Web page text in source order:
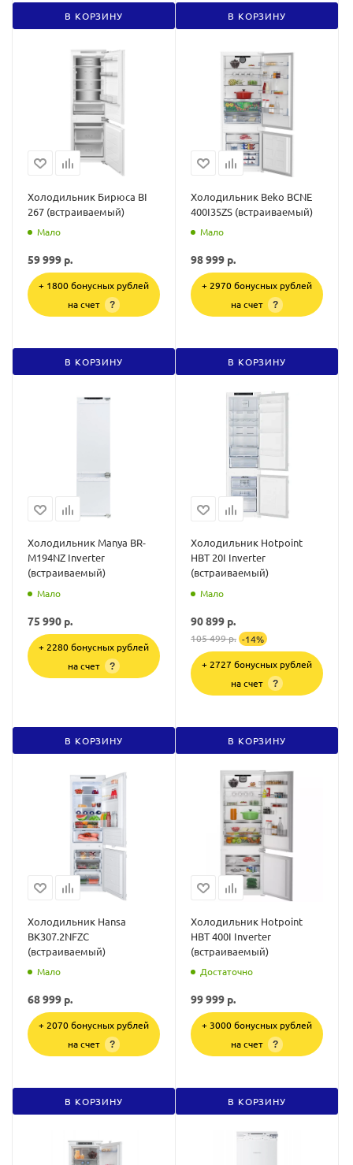
В КОРЗИНУ В КОРЗИНУ
Холодильник Бирюса BI
267 (встраиваемый)
Мало
59 999 р.
+ 1800 бонусных рублей
на счет
?
В КОРЗИНУ
Холодильник Beko BCNE
400I35ZS (встраиваемый)
Мало
98 999 р.
+ 2970 бонусных рублей
на счет
?
В КОРЗИНУ
Холодильник Manya BR-
M194NZ Inverter
(встраиваемый)
Мало
75 990 р.
+ 2280 бонусных рублей
на счет
?
В КОРЗИНУ
Холодильник Hotpoint
HBT 20I Inverter
(встраиваемый)
Мало
90 899 р.
105 499р. -14%
+ 2727 бонусных рублей
на счет
?
В КОРЗИНУ
Холодильник Hansa
BK307.2NFZC
(встраиваемый)
Мало
68 999 р.
+ 2070 бонусных рублей
на счет
?
В КОРЗИНУ
Холодильник Hotpoint
HBT 400I Inverter
(встраиваемый)
Достаточно
99 999 р.
+ 3000 бонусных рублей
на счет
?
В КОРЗИНУ